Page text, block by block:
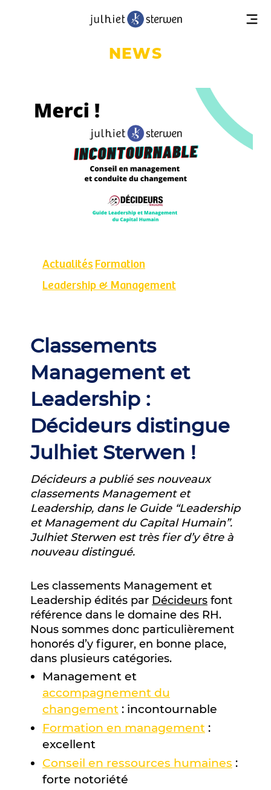
NEWS
Actualités Formation
Leadership & Management
Classements
Management et
Leadership :
Décideurs distingue
Julhiet Sterwen !
Décideurs a publié ses nouveaux
classements Management et
Leadership, dans le Guide “Leadership
et Management du Capital Humain”.
Julhiet Sterwen est très fier d’y être à
nouveau distingué.
Les classements Management et
Leadership édités par Décideurs font
référence dans le domaine des RH.
Nous sommes donc particulièrement
honorés d’y figurer, en bonne place,
dans plusieurs catégories.
Management et
accompagnement du
changement : incontournable
Formation en management :
excellent
Conseil en ressources humaines :
forte notoriété